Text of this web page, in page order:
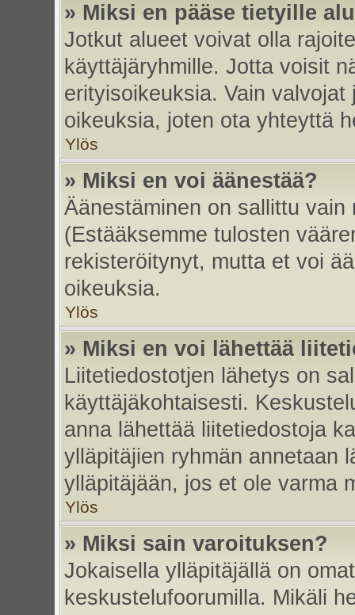
» Miksi en pääse tietyille
Jotkut alueet voivat olla
käyttäjäryhmille. Jotta voisit
erityisoikeuksia. Vain
oikeuksia, joten ota yhteyttä
Ylös
» Miksi en voi äänestää?
Äänestäminen on sallittu
(Estääksemme tulosten
rekisteröitynyt, mutta et voi
oikeuksia.
Ylös
» Miksi en voi lähettää
Liitetiedostotjen lähetys on
käyttäjäkohtaisesti.
anna lähettää liitetiedostoja
ylläpitäjien ryhmän annetaan
ylläpitäjään, jos et ole varma
Ylös
» Miksi sain varoituksen?
Jokaisella ylläpitäjällä on
keskustelufoorumilla. Mikäli